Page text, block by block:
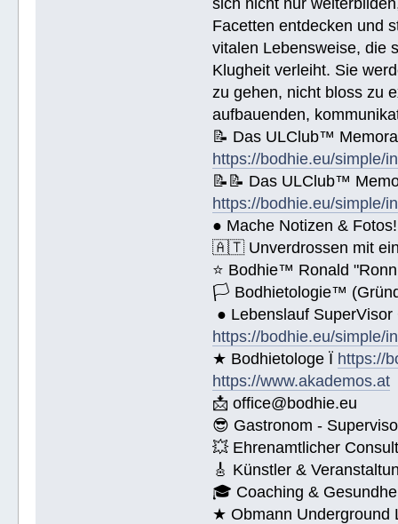
Name (BlockBuchStaben)/eMail
Facetten entdecken und
vitalen Lebensweise, die
Klugheit verleiht. Sie
zu gehen, nicht bloss zu
aufbauenden,
📝 Das ULClub™
https://bodhie.eu/simple/
📝📝 Das ULClub™
https://bodhie.eu/simple/
● Mache Notizen & Fotos!
🇦🇹 Unverdrossen mit
⭐️ Bodhie™ Ronald
🏳 Bodhietologie™
● Lebenslauf
https://bodhie.eu/simple/
★ Bodhietologe Ï https://
https://www.akademos.at
📩 office@bodhie.eu
😎 Gastronom -
💥 Ehrenamtlicher
🎸 Künstler &
🎓 Coaching &
★ Obmann Underground